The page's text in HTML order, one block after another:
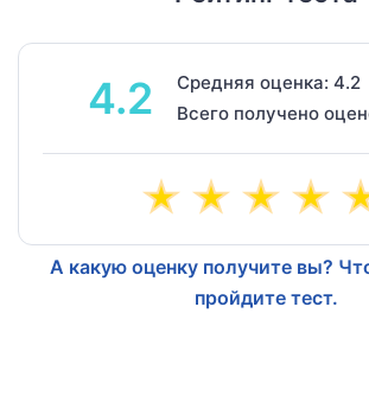
4.2
Средняя оценка: 4.2
Всего получено
А какую оценку получите вы?
пройдите тест.